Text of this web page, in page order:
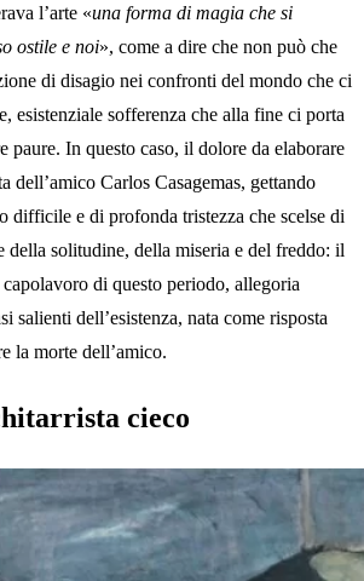
l’arte «una forma di magia che si
ostile e noi», come a dire che non può che
di disagio nei confronti del mondo che ci
esistenziale sofferenza che alla fine ci porta
paure. In questo caso, il dolore da elaborare
dell’amico Carlos Casagemas, gettando
difficile e di profonda tristezza che scelse di
della solitudine, della miseria e del freddo: il
di questo periodo, allegoria
salienti dell’esistenza, nata come risposta
la morte dell’amico.
cieco